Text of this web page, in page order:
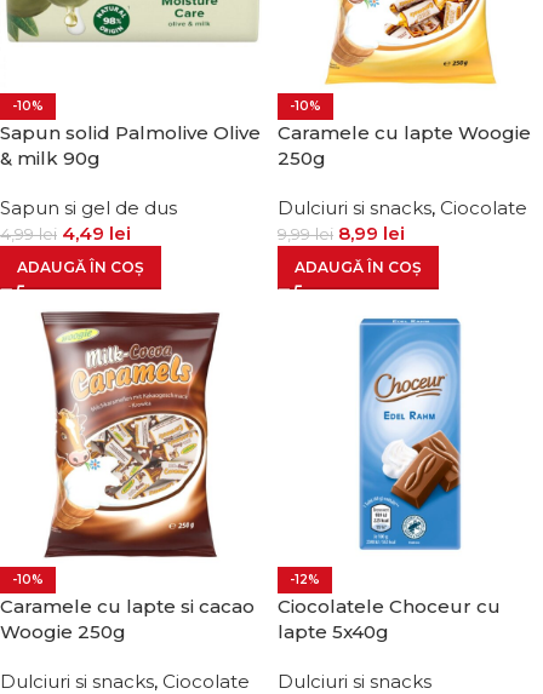
-10%
Sapun solid Palmolive Olive
& milk 90g
Sapun si gel de dus
4,99lei 4,49 lei
ADAUGĂ ÎN COȘ
-10%
Caramele cu lapte Woogie
250g
Dulciuri si snacks, Ciocolate
9,99lei 8,99 lei
ADAUGĂ ÎN COȘ
-10%
Caramele cu lapte si cacao
Woogie 250g
Dulciuri si snacks, Ciocolate
-12%
Ciocolatele Choceur cu
lapte 5x40g
Dulciuri si snacks